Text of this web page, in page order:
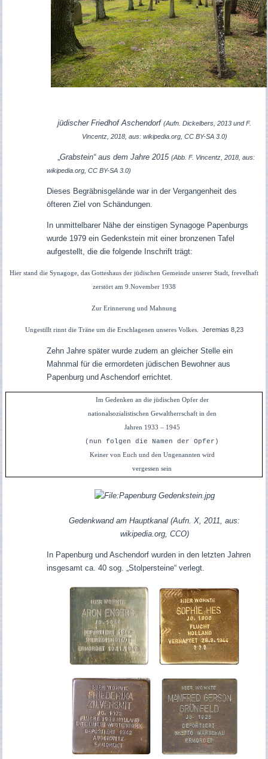
jüdischer Friedhof Aschendorf(Aufn. Dickelbers, 2013 und F.
Vincentz, 2018, aus: wikipedia.org, CC BY-SA 3.0)
„Grabstein“ aus dem Jahre 2015 (Abb. F. Vincentz, 2018, aus:
wikipedia.org, CC BY-SA 3.0)
Dieses Begräbnisgelände war in der Vergangenheit des
öfteren Ziel von Schändungen.
In unmittelbarer Nähe der einstigen Synagoge Papenburgs
wurde 1979 ein Gedenkstein mit einer bronzenen Tafel
aufgestellt, die die folgende Inschrift trägt:
Hier stand die Synagoge, das Gotteshaus der jüdischen Gemeinde unserer Stadt, frevelhaft
zerstört am 9.November 1938
Zur Erinnerung und Mahnung
Ungestillt rinnt die Träne um die Erschlagenen unseres Volkes. Jeremias 8,23
Zehn Jahre später wurde zudem an gleicher Stelle ein
Mahnmal für die ermordeten jüdischen Bewohner aus
Papenburg und Aschendorf errichtet.
Im Gedenken an die jüdischen Opfer der
nationalsozialistischen Gewaltherrschaft in den
Jahren 1933 – 1945
(nun folgen die Namen der Opfer)
Keiner von Euch und den Ungenannten wird
vergessen sein
Gedenkwand am Hauptkanal (Aufn. X, 2011, aus:
wikipedia.org, CCO)
In Papenburg und Aschendorf wurden in den letzten Jahren
insgesamt ca. 40 sog. „Stolpersteine“ verlegt.